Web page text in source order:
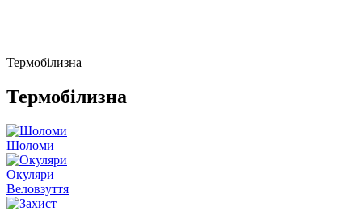
Термобілизна
Термобілизна
Шоломи
Окуляри
Веловзуття